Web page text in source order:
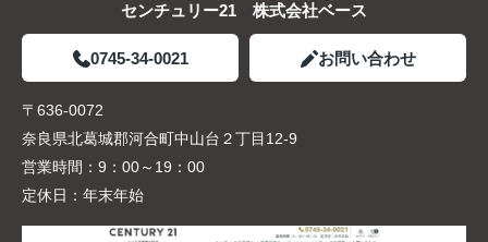
センチュリー21 株式会社ベース
0745-34-0021 お問い合わせ
〒636-0072
奈良県北葛城郡河合町中山台２丁目12-9
営業時間： 9：00～19：00
定休日： 年末年始